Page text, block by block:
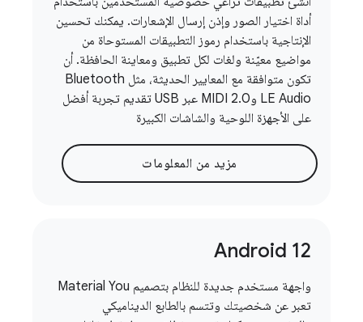
أداة اختيار الصور وإذن إرسال الإشعارات. يمكنك تحسين
الإنتاجية باستخدام رموز التطبيقات المستوحاة من
مواضيع معيّنة ولغات لكل تطبيق ومعاينة الحافظة. أن
تكون متوافقة مع المعايير الحديثة، مثل Bluetooth
LE Audio وMIDI 2.0 عبر USB تقديم تجربة أفضل
على الأجهزة اللوحية والشاشات الكبيرة
مزيد من المعلومات
Android 12
واجهة مستخدم جديدة للنظام بتصميم Material You
تعبر عن شخصيتك وتتسم بالطابع الديناميكي